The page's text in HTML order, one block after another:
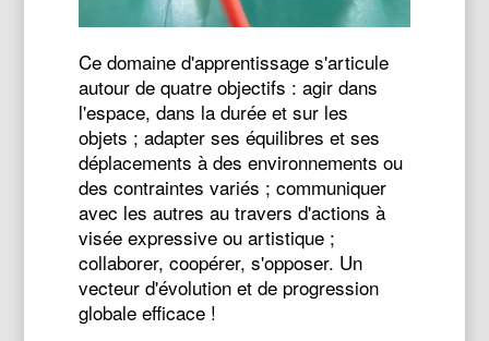
Ce domaine d'apprentissage s'articule
autour de quatre objectifs : agir dans
l'espace, dans la durée et sur les
objets ; adapter ses équilibres et ses
déplacements à des environnements ou
des contraintes variés ; communiquer
avec les autres au travers d'actions à
visée expressive ou artistique ;
collaborer, coopérer, s'opposer. Un
vecteur d'évolution et de progression
globale efficace !